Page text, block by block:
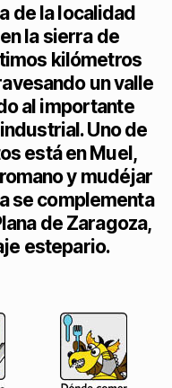
de la localidad
la sierra de
kilómetros
un valle
al importante
Uno de
está en Muel,
y mudéjar
se complementa
de Zaragoza,
estepario.